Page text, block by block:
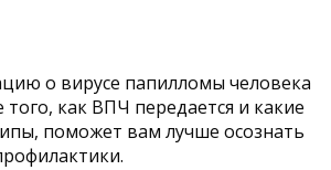
о вирусе папилломы человека
как ВПЧ передается и какие
поможет вам лучше осознать